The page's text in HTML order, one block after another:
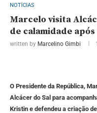
NOTÍCIAS
Marcelo visita
de calamidade
written by Marcelino Gimbi
O Presidente da República,
Alcácer do Sal para
Kristin e defendeu a criação